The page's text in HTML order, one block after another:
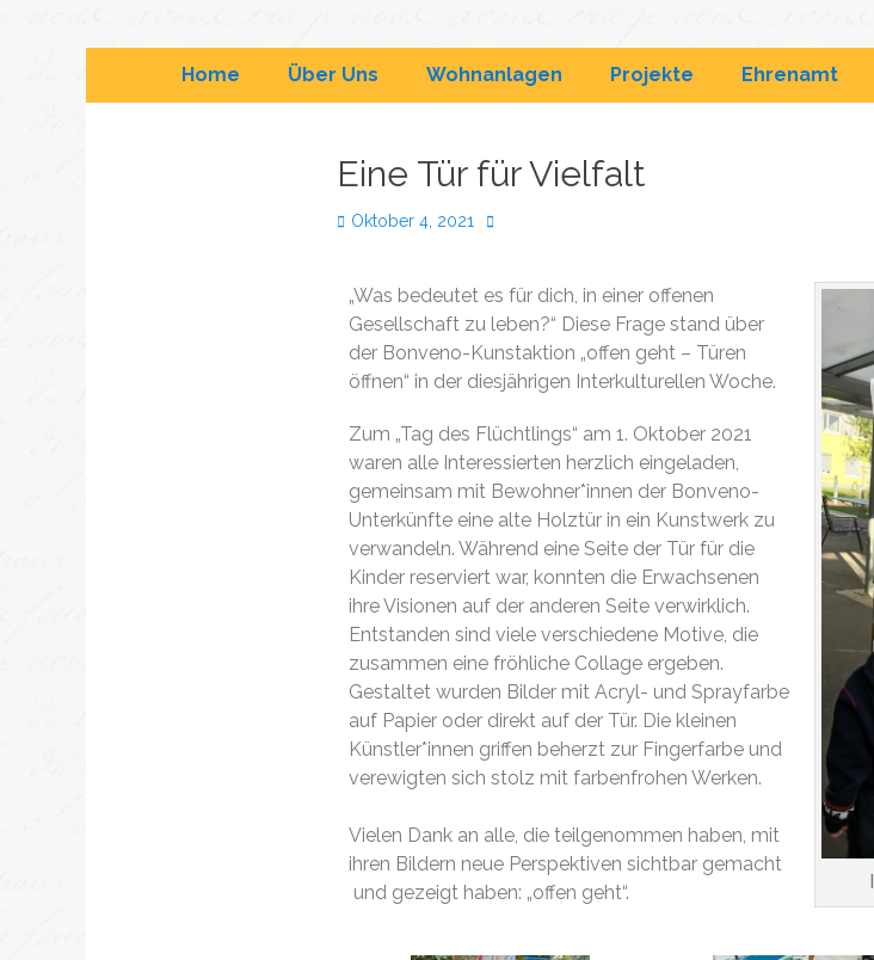
Bonveno
Flüchtlingssozialarbeit & Wohnanlagen
Home Über Uns Wohnanlagen Projekte Ehrenamt
Eine Tür für Vielfalt
Oktober 4, 2021
„Was bedeutet es für dich, in einer offenen
Gesellschaft zu leben?“ Diese Frage stand über
der Bonveno-Kunstaktion „offen geht – Türen
öffnen“ in der diesjährigen Interkulturellen Woche.
Zum „Tag des Flüchtlings“ am 1. Oktober 2021
waren alle Interessierten herzlich eingeladen,
gemeinsam mit Bewohner*innen der Bonveno-
Unterkünfte eine alte Holztür in ein Kunstwerk zu
verwandeln. Während eine Seite der Tür für die
Kinder reserviert war, konnten die Erwachsenen
ihre Visionen auf der anderen Seite verwirklich.
Entstanden sind viele verschiedene Motive, die
zusammen eine fröhliche Collage ergeben.
Gestaltet wurden Bilder mit Acryl- und Sprayfarbe
auf Papier oder direkt auf der Tür. Die kleinen
Künstler*innen griffen beherzt zur Fingerfarbe und
verewigten sich stolz mit farbenfrohen Werken.
Vielen Dank an alle, die teilgenommen haben, mit
ihren Bildern neue Perspektiven sichtbar gemacht
und gezeigt haben: „offen geht“.